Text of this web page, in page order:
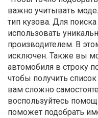
важно учитывать
тип кузова. Для
использовать
производителем. В
исключен. Также вы
автомобиля в строку
чтобы получить
вам сложно
воспользуйтесь
поможет подобрать